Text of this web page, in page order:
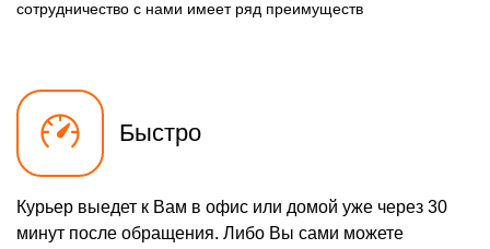
топливопровода
Замена/Pемонт стартера
Замена расходных
материалов карбюратора
Замена шины на колесном
Замена ремней
1100 р
сотрудничество с нами имеет ряд преимуществ
Быстро
Курьер выедет к Вам в офис или домой уже через 30
минут после обращения. Либо Вы сами можете